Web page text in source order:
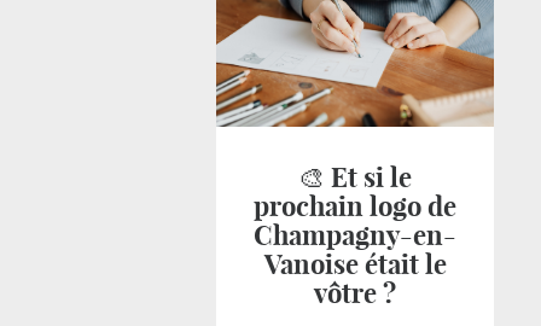
🎨 Et si le
prochain logo de
Champagny-en-
Vanoise était le
vôtre ?